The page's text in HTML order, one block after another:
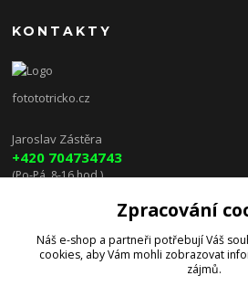
KONTAKTY
fotototricko.cz
Jaroslav Zástěra
+420 704734743
(Po-Pá, 8-16 hod.)
lenkazasterova@centrum.cz
Zpracování
Náš e-shop a partneři potřebují Váš
cookies, aby Vám mohli zobrazovat
zájmů.